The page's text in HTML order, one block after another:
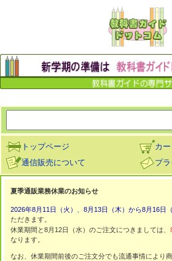
トップページ
カ
通信販売について
プ
夏季通販業務休業のお知らせ
2026年8月11日（火）、8月13日（木）から8月16日
ただきます。
休業期間と8月12日（水）のご注文につきましては、
なります。
なお、休業期間前後のご注文分でも流通事情により